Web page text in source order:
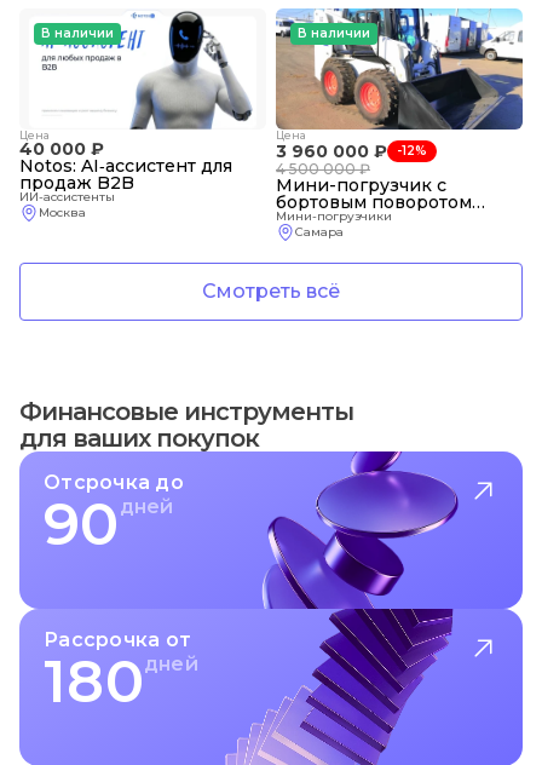
В наличии
Цена
40 000 ₽
Notos: AI‑ассистент для
продаж B2B
ИИ-ассистенты
Москва
В наличии
Цена
3 960 000 ₽ -12%
4 500 000 ₽
Мини-погрузчик с
бортовым поворотом
Lonking CDM312
Мини-погрузчики
Самара
Смотреть всё
Финансовые инструменты
для ваших покупок
Отсрочка до
90 дней
Рассрочка от
180дней